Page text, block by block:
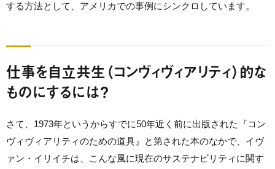
する方法として、アメリカでの事例にシンクロしています。
仕事を自立共生（コンヴィヴィアリティ）的な
ものにするには？
さて、1973年というからすでに50年近く前に出版された『コン
ヴィヴィアリティのための道具』と第された本のなかで、イヴ
ァン・イリイチは、こんな風に現在のサステナビリティに関す